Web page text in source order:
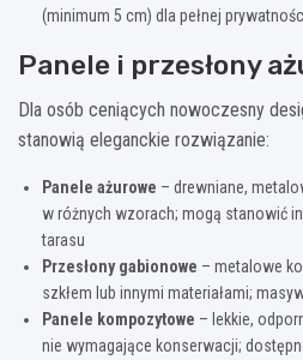
(minimum 5 cm) dla pełnej
Panele i przesłony
Dla osób ceniących nowoczesny
stanowią eleganckie rozwiązanie:
Panele ażurowe – drewniane,
w różnych wzorach; mogą stanowić
tarasu
Przesłony gabionowe – metalowe
szkłem lub innymi materiałami;
Panele kompozytowe – lekkie,
nie wymagające konserwacji;